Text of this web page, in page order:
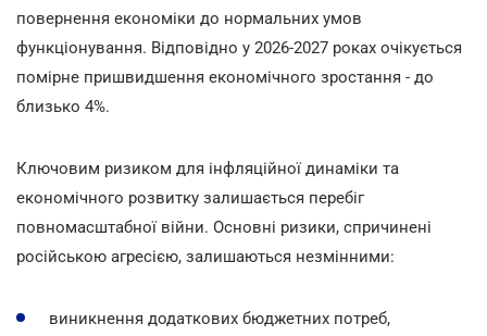
повернення економіки до нормальних умов
функціонування. Відповідно у 2026-2027 роках очікується
помірне пришвидшення економічного зростання - до
близько 4%.
Ключовим ризиком для інфляційної динаміки та
економічного розвитку залишається перебіг
повномасштабної війни. Основні ризики, спричинені
російською агресією, залишаються незмінними:
виникнення додаткових бюджетних потреб,